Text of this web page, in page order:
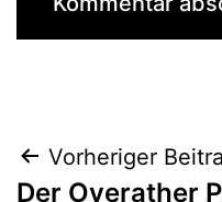
Vorheriger
Der Overather